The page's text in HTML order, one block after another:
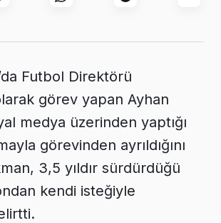
Futbol Direktörü
görev yapan Ayhan
medya üzerinden yaptığı
görevinden ayrıldığını
3,5 yıldır sürdürdüğü
kendi isteğiyle